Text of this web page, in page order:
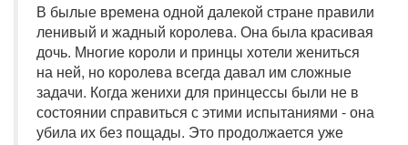
В былые времена одной далекой стране правили
ленивый и жадный королева. Она была красивая
дочь. Многие короли и принцы хотели жениться
на ней, но королева всегда давал им сложные
задачи. Когда женихи для принцессы были не в
состоянии справиться с этими испытаниями - она
убила их без пощады. Это продолжается уже